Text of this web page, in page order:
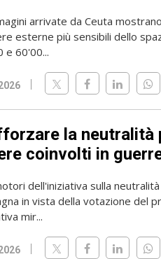
arrivate da Ceuta
esterne più sensibili dello
e 60'00...
la neutralità
coinvolti in
dell'iniziativa sulla
in vista della votazione del
mir...